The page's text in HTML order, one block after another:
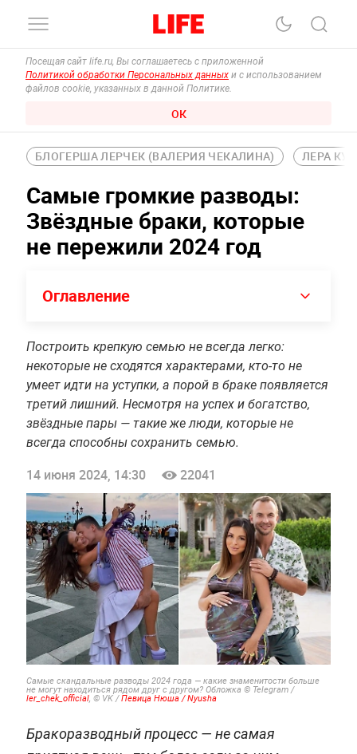
Посещая сайт life.ru, Вы соглашаетесь с приложенной
Политикой обработки Персональных данных и с использованием
файлов cookie, указанных в данной Политике.
ОК
БЛОГЕРША ЛЕРЧЕК (ВАЛЕРИЯ ЧЕКАЛИНА) ЛЕРА
Самые громкие разводы:
Звёздные браки, которые
не пережили 2024 год
Оглавление
Построить крепкую семью не всегда легко:
некоторые не сходятся характерами, кто-то не
умеет идти на уступки, а порой в браке появляется
третий лишний. Несмотря на успех и богатство,
звёздные пары — такие же люди, которые не
всегда способны сохранить семью.
14 июня 2024, 14:30 22041
Самые скандальные разводы 2024 года — какие знаменитости больше
не могут находиться рядом друг с другом? Обложка © Telegram /
ler_chek_official, © VK /Певица Нюша / Nyusha
Бракоразводный процесс — не самая